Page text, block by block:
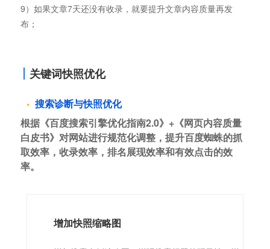
9）如果文章7天还没有收录，就要提升文章内容质量再发
布；
关键词快照优化
搜索诊断与快照优化
根据《百度搜索引擎优化指南2.0》+《网页内容质量
白皮书》对网站进行规范化调整，提升百度蜘蛛的抓
取效率，收录效率，排名展现效率和有效点击的效
率。
增加快照缩略图